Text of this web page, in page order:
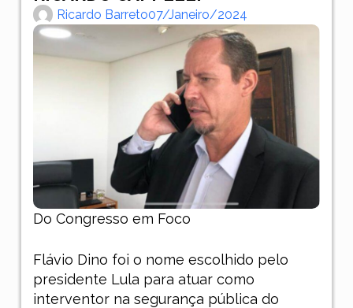
Ricardo Barreto07/janeiro/2024
Do Congresso em Foco
Flávio Dino foi o nome escolhido pelo
presidente Lula para atuar como
interventor na segurança pública do